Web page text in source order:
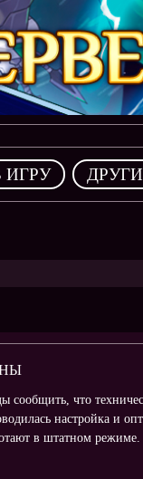
ИГРУ ,
сообщить, что
настройка и
в штатном